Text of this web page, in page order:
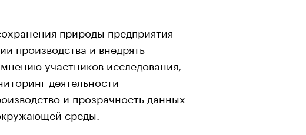
природы предприятия
производства и внедрять
участников исследования,
деятельности
и прозрачность данных
среды.